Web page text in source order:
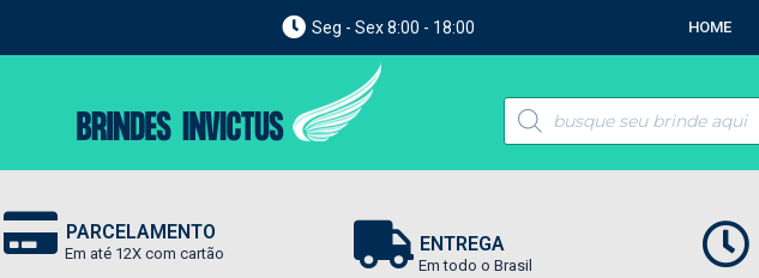
Seg - Sex 8:00 - 18:00 HOME
PARCELAMENTO
Em até 12X com cartão ENTREGA
Em todo o Brasil